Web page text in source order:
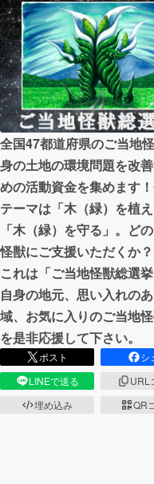
テクノロジー
映像・映画
ビジネス・起
まちづくり・
CAMPFIRE for
CAMPFIREふる
全国47都道府県のご当地
身の土地の環境問題を改
めの活動資金を集めます
テーマは「木（緑）を植え
「木（緑）を守る」。ど
怪獣にご支援いただくか
これは「ご当地怪獣総選
自身の地元、思い入れの
域、お気に入りのご当地
を是非応援して下さい。
ポスト
シ
LINEで送る
URL
埋め込み
QR